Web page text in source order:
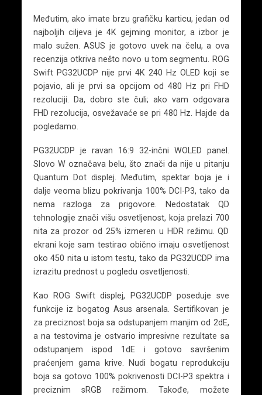
Međutim, ako imate brzu grafičku karticu, jedan od
najboljih ciljeva je 4K gejming monitor, a izbor je
malo sužen. ASUS je gotovo uvek na čelu, a ova
recenzija otkriva nešto novo u tom segmentu. ROG
Swift PG32UCDP nije prvi 4K 240 Hz OLED koji se
pojavio, ali je prvi sa opcijom od 480 Hz pri FHD
rezoluciji. Da, dobro ste čuli; ako vam odgovara
FHD rezolucija, osvežavaće se pri 480 Hz. Hajde da
pogledamo.
PG32UCDP je ravan 16:9 32-inčni WOLED panel.
Slovo W označava belu, što znači da nije u pitanju
Quantum Dot displej. Međutim, spektar boja je i
dalje veoma blizu pokrivanja 100% DCI-P3, tako da
nema razloga za prigovore. Nedostatak QD
tehnologije znači višu osvetljenost, koja prelazi 700
nita za prozor od 25% izmeren u HDR režimu. QD
ekrani koje sam testirao obično imaju osvetljenost
oko 450 nita u istom testu, tako da PG32UCDP ima
izrazitu prednost u pogledu osvetljenosti.
Kao ROG Swift displej, PG32UCDP poseduje sve
funkcije iz bogatog Asus arsenala. Sertifikovan je
za preciznost boja sa odstupanjem manjim od 2dE,
a na testovima je ostvario impresivne rezultate sa
odstupanjem ispod 1dE i gotovo savršenim
praćenjem gama krive. Nudi bogatu reprodukciju
boja sa gotovo 100% pokrivenosti DCI-P3 spektra i
preciznim sRGB režimom. Takođe, možete